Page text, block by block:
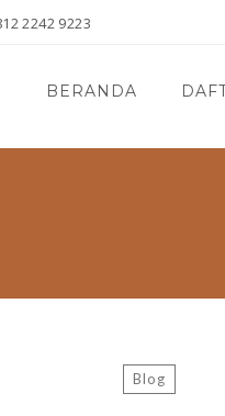
2242 9223
BERANDA
Blog